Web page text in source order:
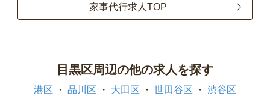
家事代行求人TOP
目黒区周辺の他の求人を探す
港区 品川区 大田区 世田谷区 渋谷区